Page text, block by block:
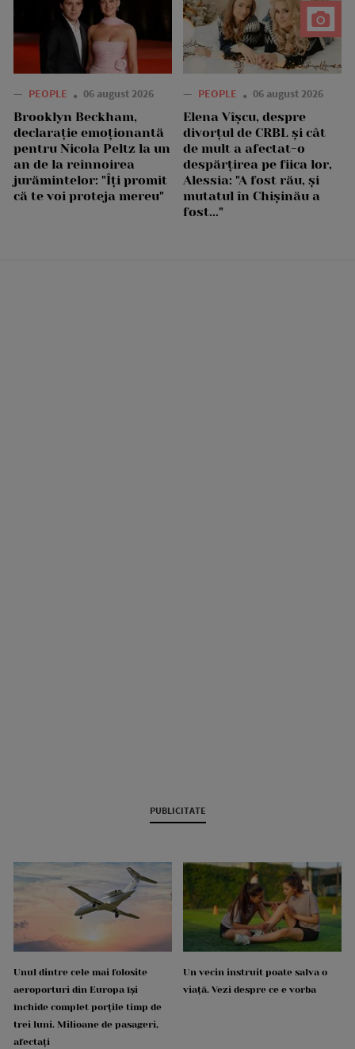
— PEOPLE 06 august 2026
Brooklyn Beckham,
declarație emoționantă
pentru Nicola Peltz la un
an de la reînnoirea
jurămintelor: "Îți promit
că te voi proteja mereu"
— PEOPLE 06 august 2026
Elena Vîșcu, despre
divorțul de CRBL și cât
de mult a afectat-o
despărțirea pe fiica lor,
Alessia: "A fost rău, și
mutatul în Chișinău a
fost..."
PUBLICITATE
Unul dintre cele mai folosite
aeroporturi din Europa își
închide complet porțile timp de
trei luni. Milioane de pasageri,
afectați
Un vecin instruit poate salva o
viață. Vezi despre ce e vorba